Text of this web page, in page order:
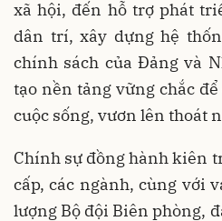
xã hội, đến hỗ trợ phát
dân trí, xây dựng hệ
chính sách của Đảng và
tạo nền tảng vững chắc
cuộc sống, vươn lên thoát
Chính sự đồng hành kiên
cấp, các ngành, cùng với
lượng Bộ đội Biên phòng,